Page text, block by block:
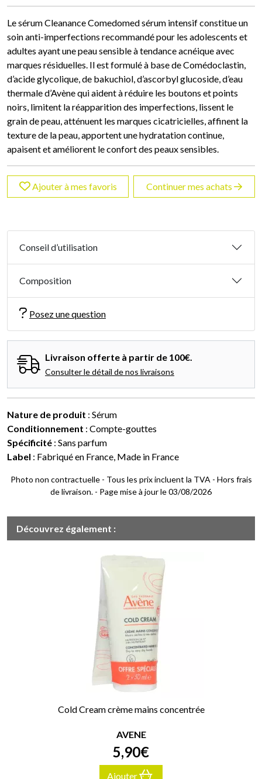
Le sérum Cleanance Comedomed sérum intensif constitue un
soin anti-imperfections recommandé pour les adolescents et
adultes ayant une peau sensible à tendance acnéique avec
marques résiduelles. Il est formulé à base de Comédoclastin,
d’acide glycolique, de bakuchiol, d’ascorbyl glucoside, d’eau
thermale d’Avène qui aident à réduire les boutons et points
noirs, limitent la réapparition des imperfections, lissent le
grain de peau, atténuent les marques cicatricielles, affinent la
texture de la peau, apportent une hydratation continue,
apaisent et améliorent le confort des peaux sensibles.
Ajouter à mes favoris Continuer mes achats
Conseil d’utilisation
Composition
Posez une question
Livraison offerte à partir de 100€.
Consulter le détail de nos livraisons
Nature de produit : Sérum
Conditionnement : Compte-gouttes
Spécificité : Sans parfum
Label : Fabriqué en France, Made in France
Photo non contractuelle - Tous les prix incluent la TVA - Hors frais
de livraison. - Page mise à jour le 03/08/2026
Découvrez également :
Cold Cream crème mains concentrée
AVENE
5,90€
Ajouter